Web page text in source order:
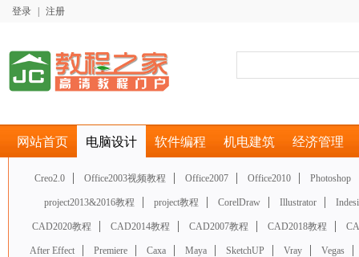
登录 注册
网站首页 电脑设计 软件编程 机电建筑 经济管理
Creo2.0 Office2003视频教程 Office2007 Office2010 Photoshop
project2013&2016教程 project教程 CorelDraw Illustrator
CAD2020教程 CAD2014教程 CAD2007教程 CAD2018教程
After Effect Premiere Caxa Maya SketchUP Vray Vegas